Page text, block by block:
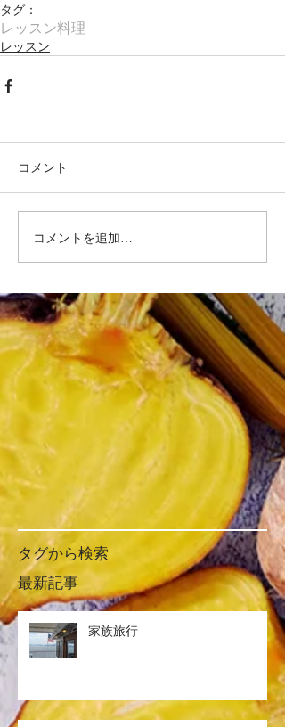
タグ：
レッスン料理
レッスン
コメント
コメントを追加…
タグから検索
最新記事
家族旅行